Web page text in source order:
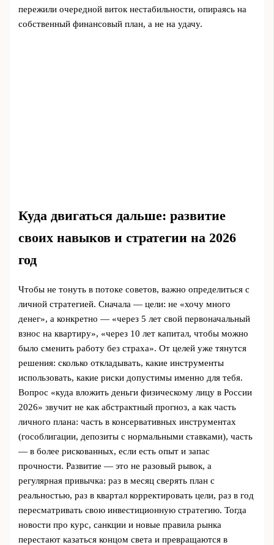
пережили очередной виток нестабильности, опираясь на
собственный финансовый план, а не на удачу.
Куда двигаться дальше: развитие
своих навыков и стратегии на 2026
год
Чтобы не тонуть в потоке советов, важно определиться с
личной стратегией. Сначала — цели: не «хочу много
денег», а конкретно — «через 5 лет свой первоначальный
взнос на квартиру», «через 10 лет капитал, чтобы можно
было сменить работу без страха». От целей уже тянутся
решения: сколько откладывать, какие инструменты
использовать, какие риски допустимы именно для тебя.
Вопрос «куда вложить деньги физическому лицу в России
2026» звучит не как абстрактный прогноз, а как часть
личного плана: часть в консервативных инструментах
(гособлигации, депозиты с нормальными ставками), часть
— в более рискованных, если есть опыт и запас
прочности. Развитие — это не разовый рывок, а
регулярная привычка: раз в месяц сверять план с
реальностью, раз в квартал корректировать цели, раз в год
пересматривать свою инвестиционную стратегию. Тогда
новости про курс, санкции и новые правила рынка
перестают казаться концом света и превращаются в